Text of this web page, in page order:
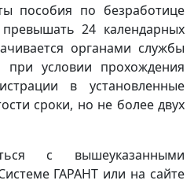
пособия по безработице
24 календарных
органами службы
при условии прохождения
в установленные
сроки, но не более двух
с вышеуказанными
ГАРАНТ или на сайте